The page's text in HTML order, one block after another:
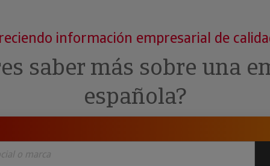
y ERP
· Recuperación de
Pública
Investigada
información empresarial de
saber más sobre una
española?